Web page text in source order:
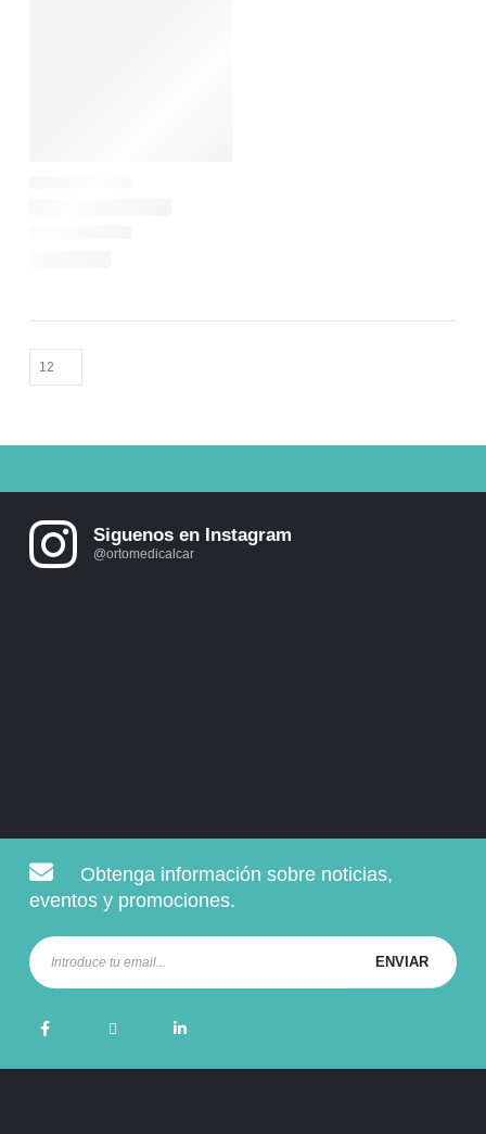
Siguenos en Instagram
@ortomedicalcar
Obtenga información sobre noticias,
eventos y promociones.